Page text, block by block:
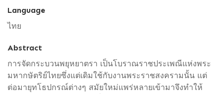
Language
ไทย
Abstract
การจัดกระบวนพยุหยาตรา เป็นโบราณราชประเพณีแห่งพระ
มหากษัตริย์ไทยซึ่งแต่เดิมใช้กับงานพระราชสงครามนั้น แต่
ต่อมายุทโธปกรณ์ต่างๆ สมัยใหม่แพร่หลายเข้ามาจึงทำให้